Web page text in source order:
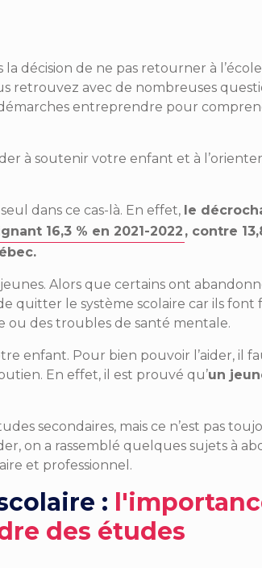
la décision de ne pas retourner à
retrouvez avec de nombreuses
entreprendre pour
à soutenir votre enfant et à
dans ce cas-là. En effet, le
16,3 % en 2021-2022 , contre
Alors que certains ont
quitter le système scolaire car ils font
ou des troubles de santé mentale.
enfant. Pour bien pouvoir l’aider, il
En effet, il est prouvé qu’un
secondaires, mais ce n’est pas
on a rassemblé quelques sujets à
et professionnel.
:
des études